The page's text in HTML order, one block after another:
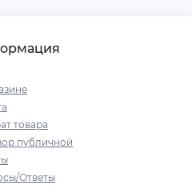
товара
публичной
Ответы